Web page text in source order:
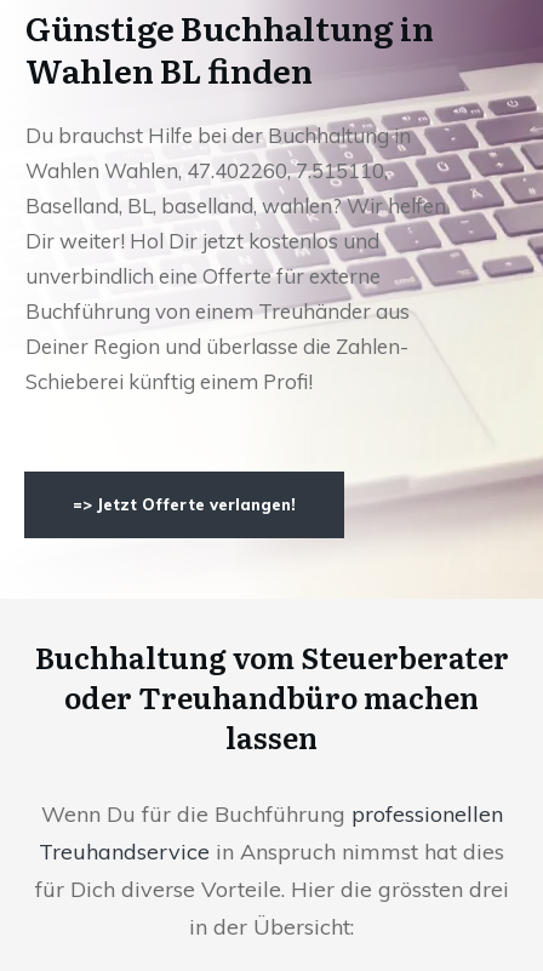
Günstige Buchhaltung in
Wahlen BL finden
Du brauchst Hilfe bei der Buchhaltung in
Wahlen Wahlen, 47.402260, 7.515110,
Baselland, BL, baselland, wahlen? Wir helfen
Dir weiter! Hol Dir jetzt kostenlos und
unverbindlich eine Offerte für externe
Buchführung von einem Treuhänder aus
Deiner Region und überlasse die Zahlen-
Schieberei künftig einem Profi!
=> Jetzt Offerte verlangen!
Buchhaltung vom Steuerberater
oder Treuhandbüro machen
lassen
Wenn Du für die Buchführung professionellen
Treuhandservice in Anspruch nimmst hat dies
für Dich diverse Vorteile. Hier die grössten drei
in der Übersicht: